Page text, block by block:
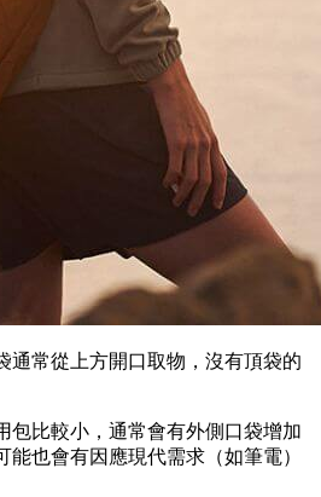
通常從上方開口取物，沒有頂袋的
包比較小，通常會有外側口袋增加
能也會有因應現代需求（如筆電）